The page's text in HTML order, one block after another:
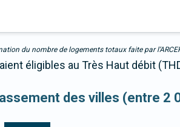
du nombre de logements totaux faite par
éligibles au Très Haut débit
des villes (entre 2